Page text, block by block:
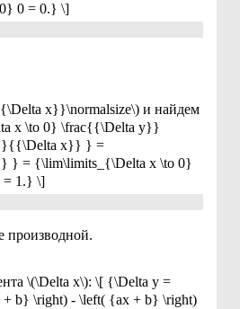
0 = 0.} \]
x}}\normalsize\) и найдем
x \to 0} \frac{{\Delta y}}
x}} } =
} = {\lim\limits_{\Delta x \to 0}
= 1.} \]
производной.
\(\Delta x\): \[ {\Delta y =
b} \right) - \left( {ax + b} \right)